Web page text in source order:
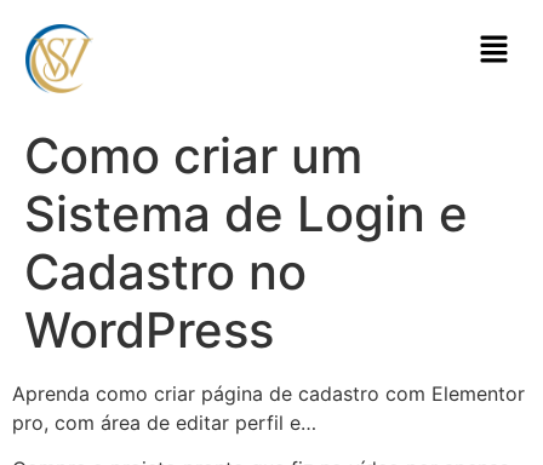
Como criar um
Sistema de Login e
Cadastro no
WordPress
Aprenda como criar página de cadastro com Elementor
pro, com área de editar perfil e…